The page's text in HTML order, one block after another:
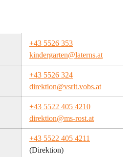
+43 5526 353
kindergarten@laterns.at
+43 5526 324
direktion@vsrlt.vobs.at
+43 5522 405 4210
direktion@ms-rost.at
+43 5522 405 4211
(Direktion)